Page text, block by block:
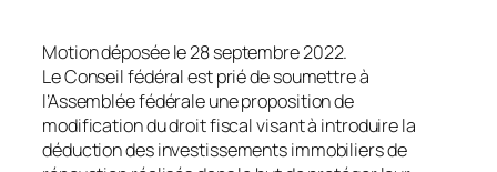
Motion déposée le 28 septembre 2022.
Le Conseil fédéral est prié de soumettre à
l’Assemblée fédérale une proposition de
modification du droit fiscal visant à introduire la
déduction des investissements immobiliers de